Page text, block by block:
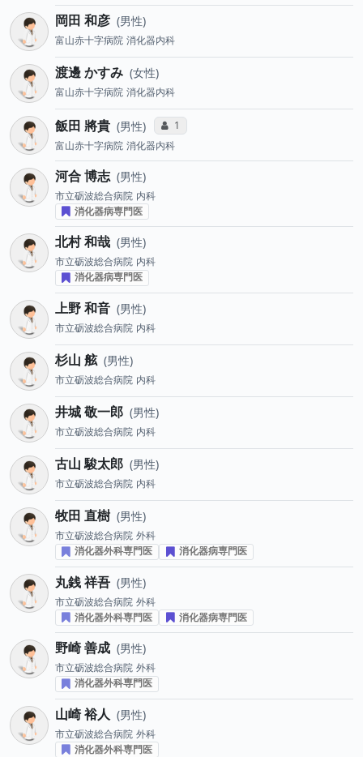
岡田 和彦 男性
富山赤十字病院 消化器内科
渡邊 かすみ 女性
富山赤十字病院 消化器内科
飯田 將貴 男性 コミュニケーション・タイプ投票数
1
富山赤十字病院 消化器内科
河合 博志 男性
市立砺波総合病院 内科
消化器病専門医
北村 和哉 男性
市立砺波総合病院 内科
消化器病専門医
上野 和音 男性
市立砺波総合病院 内科
杉山 舷 男性
市立砺波総合病院 内科
井城 敬一郎 男性
市立砺波総合病院 内科
古山 駿太郎 男性
市立砺波総合病院 内科
牧田 直樹 男性
市立砺波総合病院 外科
消化器外科専門医
消化器病専門医
丸銭 祥吾 男性
市立砺波総合病院 外科
消化器外科専門医
消化器病専門医
野崎 善成 男性
市立砺波総合病院 外科
消化器外科専門医
山崎 裕人 男性
市立砺波総合病院 外科
消化器外科専門医